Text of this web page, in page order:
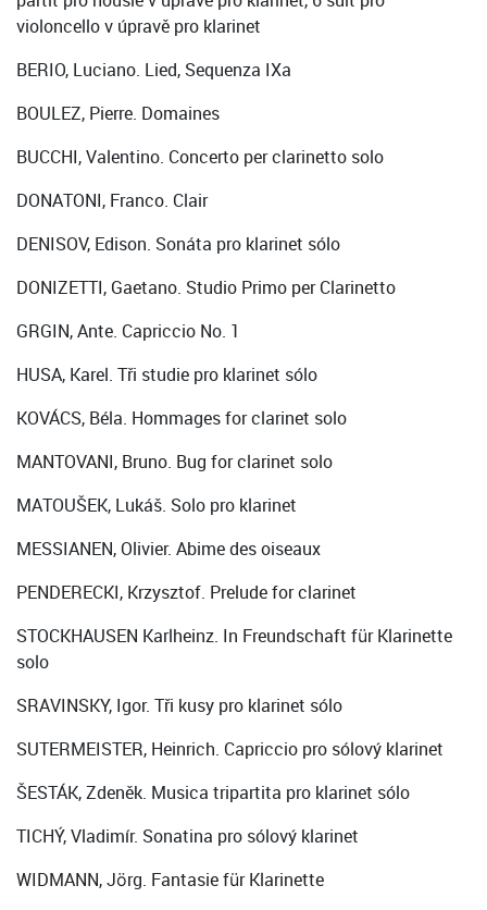
violoncello v úpravě pro klarinet
BERIO, Luciano. Lied, Sequenza IXa
BOULEZ, Pierre. Domaines
BUCCHI, Valentino. Concerto per clarinetto solo
DONATONI, Franco. Clair
DENISOV, Edison. Sonáta pro klarinet sólo
DONIZETTI, Gaetano. Studio Primo per Clarinetto
GRGIN, Ante. Capriccio No. 1
HUSA, Karel. Tři studie pro klarinet sólo
KOVÁCS, Béla. Hommages for clarinet solo
MANTOVANI, Bruno. Bug for clarinet solo
MATOUŠEK, Lukáš. Solo pro klarinet
MESSIANEN, Olivier. Abime des oiseaux
PENDERECKI, Krzysztof. Prelude for clarinet
STOCKHAUSEN Karlheinz. In Freundschaft für Klarinette
solo
SRAVINSKY, Igor. Tři kusy pro klarinet sólo
SUTERMEISTER, Heinrich. Capriccio pro sólový klarinet
ŠESTÁK, Zdeněk. Musica tripartita pro klarinet sólo
TICHÝ, Vladimír. Sonatina pro sólový klarinet
WIDMANN, Jörg. Fantasie für Klarinette